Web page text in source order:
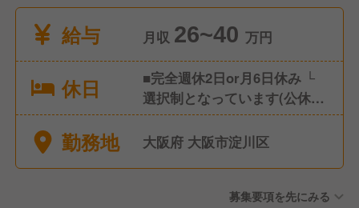
給与
月収 26~40 万円
休日
■完全週休2日or月6日休み └
選択制となっています(公休日
数により給与変動あり) ■年次
有給休暇 └入社して6か月後に
勤務地 大阪府 大阪市淀川区
募集要項を先にみる